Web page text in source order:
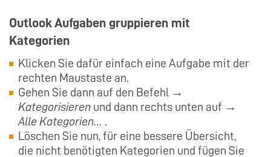
Outlook Aufgaben gruppieren mit
Kategorien
Klicken Sie dafür einfach eine Aufgabe mit der
rechten Maustaste an.
Gehen Sie dann auf den Befehl →
Kategorisieren und dann rechts unten auf →
Alle Kategorien…
Löschen Sie nun, für eine bessere Übersicht,
die nicht benötigten Kategorien und fügen Sie